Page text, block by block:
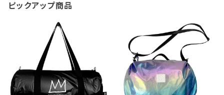
ピックアップ商品